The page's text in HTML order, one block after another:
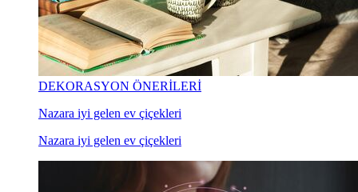
DEKORASYON ÖNERİLERİ
Nazara iyi gelen ev çiçekleri
Nazara iyi gelen ev çiçekleri